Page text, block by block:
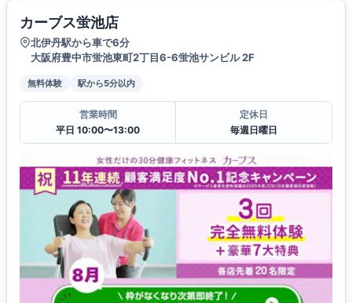
カーブス蛍池店
北伊丹駅から車で6分
大阪府豊中市蛍池東町2丁目6-6蛍池サンビル 2F
無料体験 駅から5分以内
営業時間
平日 10:00〜13:00
定休日
毎週日曜日